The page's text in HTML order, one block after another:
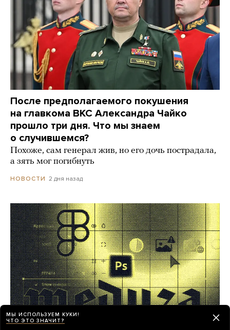
После предполагаемого покушения
на главкома ВКС Александра Чайко
прошло три дня. Что мы знаем
о случившемся?
Похоже, сам генерал жив, но его дочь пострадала,
а зять мог погибнуть
НОВОСТИ 2 дня назад
МЫ ИСПОЛЬЗУЕМ КУКИ!
ЧТО ЭТО ЗНАЧИТ?